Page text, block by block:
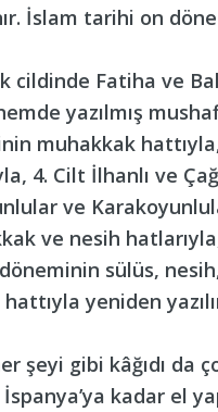
İslam tarihi on
cildinde Fatiha ve
yazılmış
muhakkak
4. Cilt İlhanlı ve
ve
ve nesih
sülüs,
yeniden
şeyi gibi kâğıdı da
kadar el